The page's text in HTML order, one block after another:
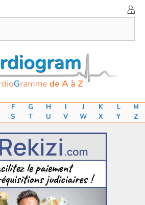
F G H I J K L
M
S T U V W X Y Z